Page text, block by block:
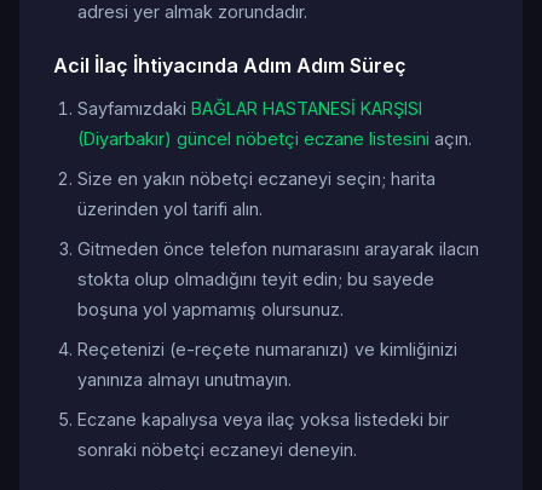
adresi yer almak zorundadır.
Acil İlaç İhtiyacında Adım Adım Süreç
Sayfamızdaki BAĞLAR HASTANESİ KARŞISI
(Diyarbakır) güncel nöbetçi eczane listesini açın.
Size en yakın nöbetçi eczaneyi seçin; harita
üzerinden yol tarifi alın.
Gitmeden önce telefon numarasını arayarak ilacın
stokta olup olmadığını teyit edin; bu sayede
boşuna yol yapmamış olursunuz.
Reçetenizi (e-reçete numaranızı) ve kimliğinizi
yanınıza almayı unutmayın.
Eczane kapalıysa veya ilaç yoksa listedeki bir
sonraki nöbetçi eczaneyi deneyin.